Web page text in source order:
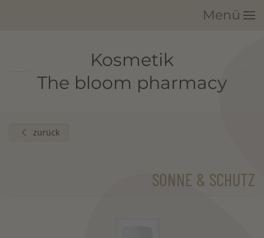
Menü
Kosmetik
The bloom pharmacy
zurück
SONNE & SCHUTZ